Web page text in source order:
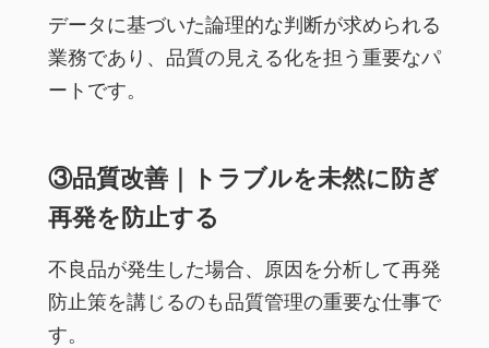
データに基づいた論理的な判断が求められる
業務であり、品質の見える化を担う重要なパ
ートです。
③品質改善｜トラブルを未然に防ぎ
再発を防止する
不良品が発生した場合、原因を分析して再発
防止策を講じるのも品質管理の重要な仕事で
す。